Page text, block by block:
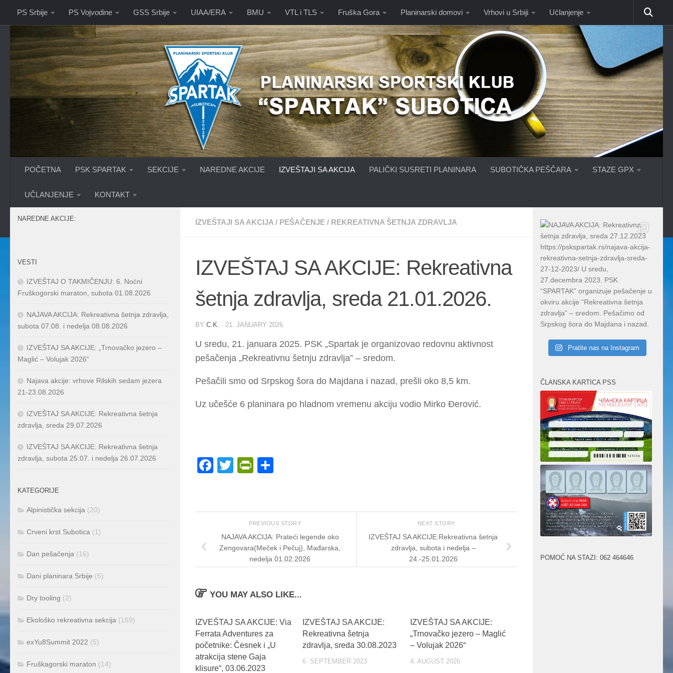
Skip to content
PS Srbije PS Vojvodine GSS Srbije UIAA/ERA BMU VTL i TLS Fruška Gora Planinarski domovi Vrhovi u Srbiji Učlanjenje
POČETNA PSK SPARTAK SEKCIJE NAREDNE AKCIJE IZVEŠTAJI SA AKCIJA PALIČKI SUSRETI PLANINARA SUBOTIČKA PEŠČARA STAZE GPX
UČLANJENJE KONTAKT
IZVEŠTAJI SA AKCIJA / PEŠAČENJE / REKREATIVNA ŠETNJA ZDRAVLJA
IZVEŠTAJ SA AKCIJE: Rekreativna
šetnja zdravlja, sreda 21.01.2026.
BY C.K. · 21. JANUARY 2026
U sredu, 21. januara 2025. PSK „Spartak je organizovao redovnu aktivnost
pešačenja „Rekreativnu šetnju zdravlja” – sredom.
Pešačili smo od Srpskog šora do Majdana i nazad, prešli oko 8,5 km.
Uz učešće 6 planinara po hladnom vremenu akciju vodio Mirko Đerović.
Facebook
TwitterPrintFriendly
NEXT STORY
IZVEŠTAJ SA AKCIJE:Rekreativna šetnja
zdravlja, subota i nedelja –
24.-25.01.2026
PREVIOUS STORY
NAJAVA AKCIJA: Prateći legende oko
Zengovara(Meček i Pečuj), Mađarska,
nedelja 01.02.2026
YOU MAY ALSO LIKE...
IZVEŠTAJ SA AKCIJE: Via
Ferrata Adventures za
početnike: Česnek i „U
atrakcija stene Gaja
klisure“, 03.06.2023
IZVEŠTAJ SA AKCIJE:
Rekreativna šetnja
zdravlja, sreda 30.08.2023
6. SEPTEMBER 2023
IZVEŠTAJ SA AKCIJE:
„Trnovačko jezero – Maglić
– Volujak 2026“
4. AUGUST 2026
NAREDNE AKCIJE:
VESTI
IZVEŠTAJ O TAKMIČENJU: 6. Noćni
Fruškogorski maraton, subota 01.08.2026
NAJAVA AKCIJA: Rekreativna šetnja zdravlja,
subota 07.08. i nedelja 08.08.2026
IZVEŠTAJ SA AKCIJE: „Trnovačko jezero –
Maglić – Volujak 2026“
Najava akcije: vrhove Rilskih sedam jezera
21-23.08.2026
IZVEŠTAJ SA AKCIJE: Rekreativna šetnja
zdravlja, sreda 29.07.2026
IZVEŠTAJ SA AKCIJE: Rekreativna šetnja
zdravlja, subota 25.07. i nedelja 26.07.2026
KATEGORIJE
Alpinistička sekcija (20)
Crveni krst Subotica (1)
Dan pešačenja (16)
Dani planinara Srbije (5)
Dry tooling (2)
Ekološko rekreativna sekcija (169)
exYu8Summit 2022 (5)
Fruškagorski maraton (14)
Pratite nas na Instagram
ČLANSKA KARTICA PSS
POMOĆ NA STAZI: 062 464646